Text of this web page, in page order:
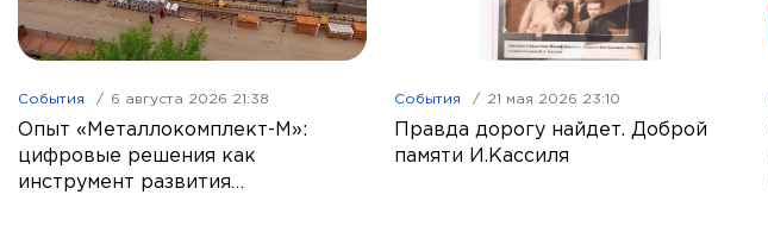
События 6 августа 2026 21:38
Опыт «Металлокомплект-М»:
цифровые решения как
инструмент развития
События 21 мая 2026 23:10
Правда дорогу найдет. Доброй
памяти И.Кассиля